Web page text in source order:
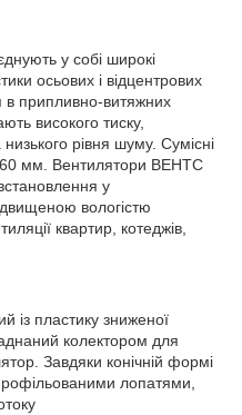
у собі широкі
осьових і відцентрових
в припливно-витяжних
високого тиску,
рівня шуму. Сумісні
мм. Вентилятори ВЕНТС
у
вологістю
квартир, котеджів,
із пластику зниженої
колектором для
Завдяки конічній формі
лопатями,